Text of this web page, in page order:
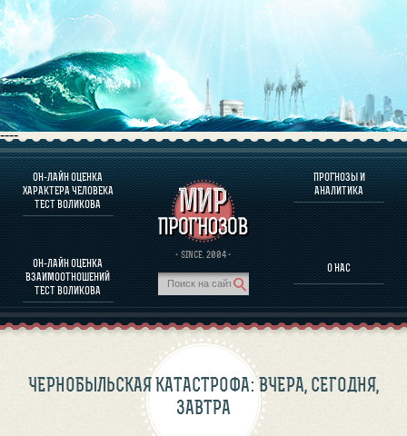
----
ОН-ЛАЙН ОЦЕНКА
ХАРАКТЕРА ЧЕЛОВЕКА
ТЕСТ ВОЛИКОВА
ОН-ЛАЙН ОЦЕНКА
ВЗАИМООТНОШЕНИЙ
ТЕСТ ВОЛИКОВА
· SINCE. 2004 ·
ПРОГНОЗЫ И
АНАЛИТИКА
О НАС
О ПРОГРАММЕ
ОЦЕНКА ХАРАКТЕРA ЧЕЛОВЕКА
ОЦЕНКА ХАРАКТЕРА ВЫДАЮЩИХСЯ ЛИЧНОСТЕЙ
О ПРОГРАММЕ
ПРОГНОЗЫ И АНАЛИТИКА
ЧЕРНОБЫЛЬСКАЯ КАТАСТРОФА: ВЧЕРА, СЕГОДНЯ,
ЗАВТРА